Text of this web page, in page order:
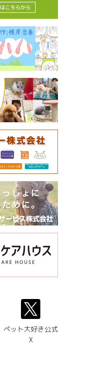
ペット大好き公式
X